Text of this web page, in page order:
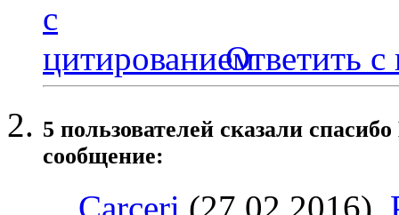
Ответить с
5 пользователей сказали
сообщение:
Carceri (27.02.2016),